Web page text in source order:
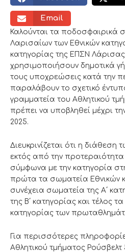
Email
Καλούνται τα ποδοσφαιρικά
Λαρισαίων των Εθνικών
κατηγορίας της ΕΠΣΝ
χρησιμοποιήσουν δημοτικά
τους υποχρεώσεις κατά την
παραλάβουν το σχετικό
γραμματεία του Αθλητικού
πρέπει να υποβληθεί μέχρι
2025.
Διευκρινίζεται ότι η διάθεση
εκτός από την
σύμφωνα με την κατηγορία
πρώτα τα σωματεία Εθνικών
συνέχεια σωματεία της Α΄
της Β΄ κατηγορίας και τέλος
κατηγορίας των
Για περισσότερες
Αθλητικού τμήματος Ρούσβελτ